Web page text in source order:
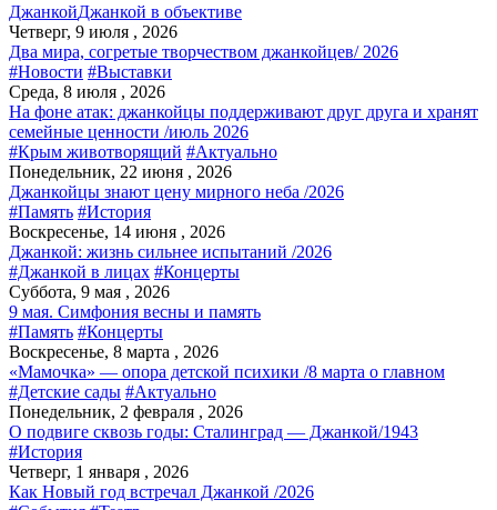
ДжанкойДжанкой в объективе
Четверг, 9 июля , 2026
Два мира, согретые творчеством джанкойцев/ 2026
#Новости #Выставки
Среда, 8 июля , 2026
На фоне атак: джанкойцы поддерживают друг друга и хранят
семейные ценности /июль 2026
#Крым животворящий #Актуально
Понедельник, 22 июня , 2026
Джанкойцы знают цену мирного неба /2026
#Память #История
Воскресенье, 14 июня , 2026
Джанкой: жизнь сильнее испытаний /2026
#Джанкой в лицах #Концерты
Суббота, 9 мая , 2026
9 мая. Симфония весны и память
#Память #Концерты
Воскресенье, 8 марта , 2026
«Мамочка» — опора детской психики /8 марта о главном
#Детские сады #Актуально
Понедельник, 2 февраля , 2026
О подвиге сквозь годы: Сталинград — Джанкой/1943
#История
Четверг, 1 января , 2026
Как Новый год встречал Джанкой /2026